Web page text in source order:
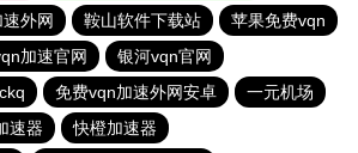
外网 鞍山软件下载站
苹果免费vqn
加速官网
银河vqn官网
免费vqn加速外网安卓
一元机场
速器
快橙加速器